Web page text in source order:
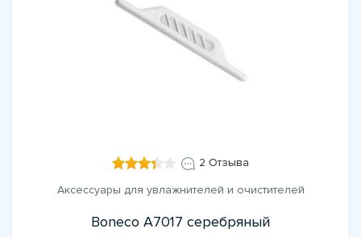
2 Отзыва
Аксессуары для увлажнителей и очистителей
Boneco A7017 серебряный